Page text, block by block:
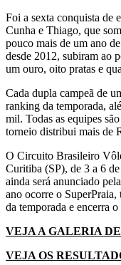
Foi a sexta conquista de
Cunha e Thiago, que
pouco mais de um ano
desde 2012, subiram ao
um ouro, oito pratas e
Cada dupla campeã de
ranking da temporada,
mil. Todas as equipes
torneio distribui mais de
O Circuito Brasileiro
Curitiba (SP), de 3 a 6
ainda será anunciado
ano ocorre o
da temporada e encerra
VEJA A GALERIA
VEJA OS